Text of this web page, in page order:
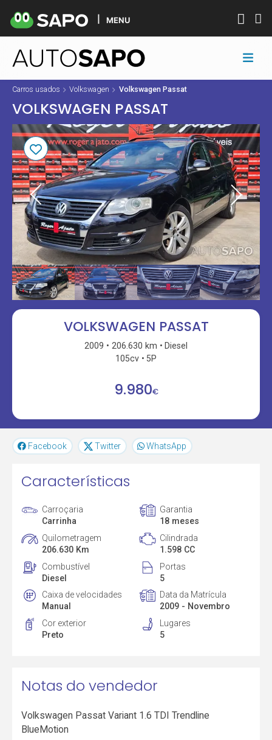
MENU
Carros usados Volkswagen Volkswagen Passat
VOLKSWAGEN PASSAT
VOLKSWAGEN PASSAT
2009 206.630 km
Diesel
105cv
5P
9.980€
Facebook Twitter WhatsApp
Características
Carroçaria
Carrinha
Garantia
18 meses
Quilometragem
206.630 Km
Cilindrada
1.598 CC
Combustível
Diesel
Portas
5
Caixa de velocidades
Manual
Data da Matrícula
2009 - Novembro
Cor exterior
Preto
Lugares
5
Notas do vendedor
Volkswagen Passat Variant 1.6 TDI Trendline
BlueMotion